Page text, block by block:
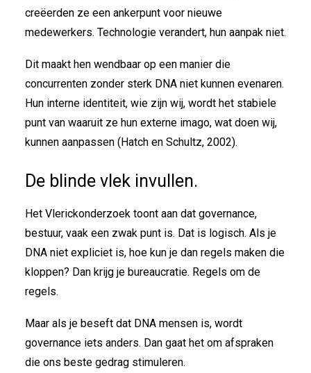
creëerden ze een ankerpunt voor nieuwe
medewerkers. Technologie verandert, hun aanpak niet.
Dit maakt hen wendbaar op een manier die
concurrenten zonder sterk DNA niet kunnen evenaren.
Hun interne identiteit, wie zijn wij, wordt het stabiele
punt van waaruit ze hun externe imago, wat doen wij,
kunnen aanpassen (Hatch en Schultz, 2002).
De blinde vlek invullen.
Het Vlerickonderzoek toont aan dat governance,
bestuur, vaak een zwak punt is. Dat is logisch. Als je
DNA niet expliciet is, hoe kun je dan regels maken die
kloppen? Dan krijg je bureaucratie. Regels om de
regels.
Maar als je beseft dat DNA mensen is, wordt
governance iets anders. Dan gaat het om afspraken
die ons beste gedrag stimuleren.